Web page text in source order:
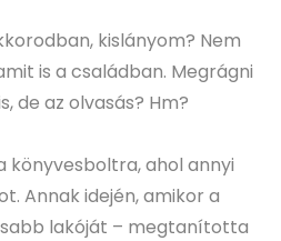
kislányom? Nem
is a családban. Megrágni
de az olvasás? Hm?
könyvesboltra, ahol annyi
Annak idején, amikor a
lakóját – megtanította